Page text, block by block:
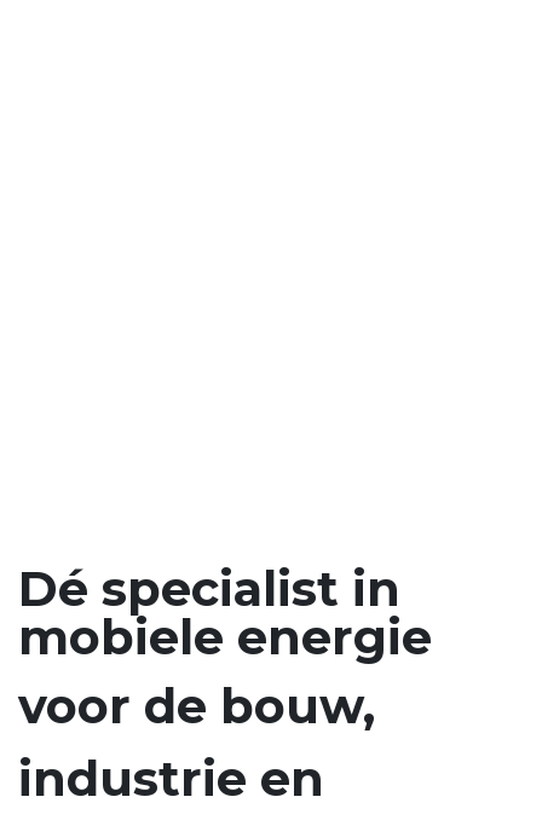
Dé specialist in
mobiele energie
voor de bouw,
industrie en